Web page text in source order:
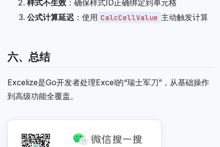
样式不生效 ：确保样式ID正确绑定到单元格
公式计算延迟 ：使用 CalcCellValue 主动触发计算
六、总结
Excelize是Go开发者处理Excel的“瑞士军刀”，从基础操作
到高级功能全覆盖。